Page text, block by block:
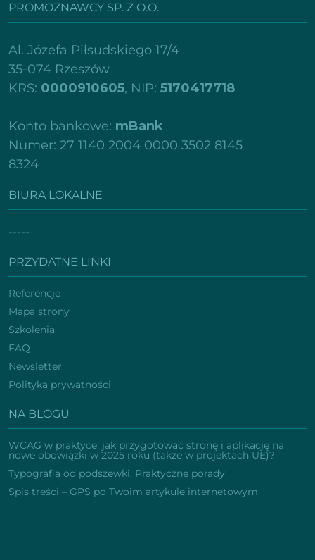
PROMOZNAWCY SP. Z O.O.
Al. Józefa Piłsudskiego 17/4
35-074 Rzeszów
KRS: 0000910605, NIP: 5170417718
Konto bankowe: mBank
Numer: 27 1140 2004 0000 3502 8145
8324
BIURA LOKALNE
-----
PRZYDATNE LINKI
Referencje
Mapa strony
Szkolenia
FAQ
Newsletter
Polityka prywatności
NA BLOGU
WCAG w praktyce: jak przygotować stronę i aplikację na
nowe obowiązki w 2025 roku (także w projektach UE)?
Typografia od podszewki. Praktyczne porady
Spis treści – GPS po Twoim artykule internetowym